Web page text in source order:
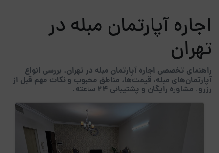
اجاره آپارتمان مبله در
تهران
راهنمای تخصصی اجاره آپارتمان مبله در تهران. بررسی انواع
آپارتمان‌های مبله، قیمت‌ها، مناطق محبوب و نکات مهم قبل از
رزرو. مشاوره رایگان و پشتیبانی 24 ساعته.